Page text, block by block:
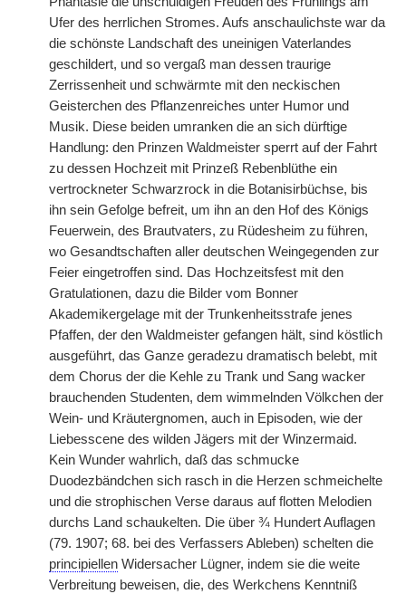
Ufer des herrlichen Stromes. Aufs anschaulichste war da
die schönste Landschaft des uneinigen Vaterlandes
geschildert, und so vergaß man dessen traurige
Zerrissenheit und schwärmte mit den neckischen
Geisterchen des Pflanzenreiches unter Humor und
Musik. Diese beiden umranken die an sich dürftige
Handlung: den Prinzen Waldmeister sperrt auf der Fahrt
zu dessen Hochzeit mit Prinzeß Rebenblüthe ein
vertrockneter Schwarzrock in die Botanisirbüchse, bis
ihn sein Gefolge befreit, um ihn an den Hof des Königs
Feuerwein, des Brautvaters, zu Rüdesheim zu führen,
wo Gesandtschaften aller deutschen Weingegenden zur
Feier eingetroffen sind. Das Hochzeitsfest mit den
Gratulationen, dazu die Bilder vom Bonner
Akademikergelage mit der Trunkenheitsstrafe jenes
Pfaffen, der den Waldmeister gefangen hält, sind köstlich
ausgeführt, das Ganze geradezu dramatisch belebt, mit
dem Chorus der die Kehle zu Trank und Sang wacker
brauchenden Studenten, dem wimmelnden Völkchen der
Wein- und Kräutergnomen, auch in Episoden, wie der
Liebesscene des wilden Jägers mit der Winzermaid.
Kein Wunder wahrlich, daß das schmucke
Duodezbändchen sich rasch in die Herzen schmeichelte
und die strophischen Verse daraus auf flotten Melodien
durchs Land schaukelten. Die über ¾ Hundert Auflagen
(79. 1907; 68. bei des Verfassers Ableben) schelten die
principiellen Widersacher Lügner, indem sie die weite
Verbreitung beweisen, die, des Werkchens Kenntniß